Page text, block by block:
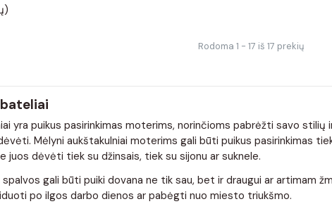
Rodoma 1 - 17 iš 17 prekių
yra puikus pasirinkimas moterims, norinčioms pabrėžti savo
Mėlyni aukštakulniai moterims gali būti puikus pasirinkimas
juos dėvėti tiek su džinsais, tiek su sijonu ar suknele.
gali būti puiki dovana ne tik sau, bet ir draugui ar artimam
po ilgos darbo dienos ar pabėgti nuo miesto triukšmo.